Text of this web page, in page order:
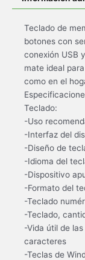
Teclado de
botones con
conexión USB
mate ideal
como en el
Teclado:
-Uso
-Interfaz del
-Diseño de
-Idioma del
-Dispositivo
-Formato del
-Teclado
-Teclado,
-Vida útil de
caracteres
-Teclas de